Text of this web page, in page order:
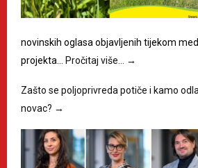
novinskih oglasa objavljenih tijekom
projekta… Pročitaj više… →
Zašto se poljoprivreda potiče i kamo
novac? →